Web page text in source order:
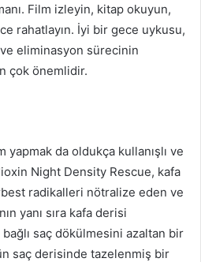
Film izleyin, kitap okuyun,
rahatlayın. İyi bir gece uykusu,
eliminasyon sürecinin
çok önemlidir.
yapmak da oldukça kullanışlı ve
Night Density Rescue, kafa
radikalleri nötralize eden ve
yanı sıra kafa derisi
saç dökülmesini azaltan bir
saç derisinde tazelenmiş bir